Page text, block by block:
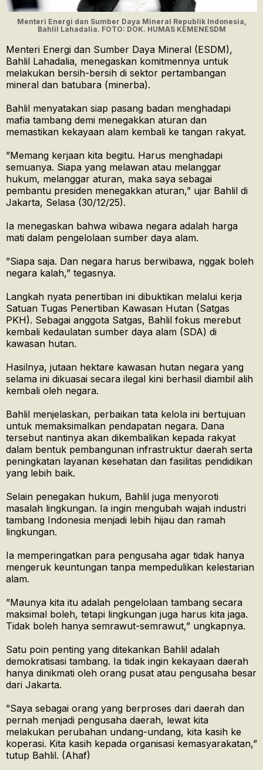
Menteri Energi dan Sumber Daya Mineral Republik Indonesia,
Bahlil Lahadalia. FOTO: DOK. HUMAS KEMENESDM
Menteri Energi dan Sumber Daya Mineral (ESDM),
Bahlil Lahadalia, menegaskan komitmennya untuk
melakukan bersih-bersih di sektor pertambangan
mineral dan batubara (minerba).
​Bahlil menyatakan siap pasang badan menghadapi
mafia tambang demi menegakkan aturan dan
memastikan kekayaan alam kembali ke tangan rakyat.
​”Memang kerjaan kita begitu. Harus menghadapi
semuanya. Siapa yang melawan atau melanggar
hukum, melanggar aturan, maka saya sebagai
pembantu presiden menegakkan aturan,” ujar Bahlil di
Jakarta, Selasa (30/12/25).
Ia menegaskan bahwa wibawa negara adalah harga
mati dalam pengelolaan sumber daya alam.
​”Siapa saja. Dan negara harus berwibawa, nggak boleh
negara kalah,” tegasnya.
Langkah nyata penertiban ini dibuktikan melalui kerja
Satuan Tugas Penertiban Kawasan Hutan (Satgas
PKH). Sebagai anggota Satgas, Bahlil fokus merebut
kembali kedaulatan sumber daya alam (SDA) di
kawasan hutan.
​Hasilnya, jutaan hektare kawasan hutan negara yang
selama ini dikuasai secara ilegal kini berhasil diambil alih
kembali oleh negara.
Bahlil menjelaskan, perbaikan tata kelola ini bertujuan
untuk memaksimalkan pendapatan negara. Dana
tersebut nantinya akan dikembalikan kepada rakyat
dalam bentuk pembangunan infrastruktur daerah serta
peningkatan layanan kesehatan dan fasilitas pendidikan
yang lebih baik.
Selain penegakan hukum, Bahlil juga menyoroti
masalah lingkungan. Ia ingin mengubah wajah industri
tambang Indonesia menjadi lebih hijau dan ramah
lingkungan.
Ia memperingatkan para pengusaha agar tidak hanya
mengeruk keuntungan tanpa mempedulikan kelestarian
alam.
​”Maunya kita itu adalah pengelolaan tambang secara
maksimal boleh, tetapi lingkungan juga harus kita jaga.
Tidak boleh hanya semrawut-semrawut,” ungkapnya.
Satu poin penting yang ditekankan Bahlil adalah
demokratisasi tambang. Ia tidak ingin kekayaan daerah
hanya dinikmati oleh orang pusat atau pengusaha besar
dari Jakarta.
​”Saya sebagai orang yang berproses dari daerah dan
pernah menjadi pengusaha daerah, lewat kita
melakukan perubahan undang-undang, kita kasih ke
koperasi. Kita kasih kepada organisasi kemasyarakatan,”
tutup Bahlil. (Ahaf)